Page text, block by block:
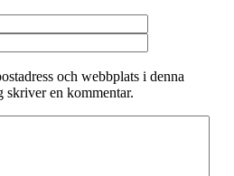
och webbplats i denna
skriver en kommentar.